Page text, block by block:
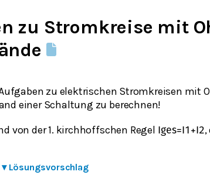
zu Stromkreise mit
zu elektrischen Stromkreisen mit
einer Schaltung zu berechnen!
von der 1. kirchhoffschen Regel ges= 1 + 2
▾ Lösungsvorschlag